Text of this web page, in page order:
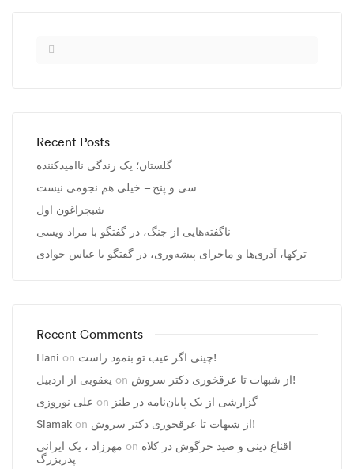
Recent Posts
گلستان؛ یک زندگی ناامیدکننده
سی و پنج – خیلی هم نجومی نیست
شبچراغون اول
ناگفته‌هایی از جنگ، در گفتگو با مراد ویسی
ترکها، آذری‌ها و ماجرای پیشه‌وری، در گفتگو با عباس جوادی
Recent Comments
Hani on
چینی اگر عیب تو بنمود راست!
یعقوبی از اردبیل on
از شبهات تا عرقخوری دکتر سروش!
علی نوروزی on گزارشی از یک پایان‌نامه در طنز
Siamak on
از شبهات تا عرقخوری دکتر سروش!
مهرزاد ، يک ايرانی on اقناع دینی و صید خرگوش در کلاه
پدربزرگ